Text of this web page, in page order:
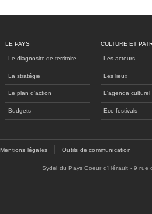
LE PAYS
Le diagnositc de territoire
La stratégie
Le plan d'action
Budgets
CULTURE ET
Les acteurs
Les lieux
L'agenda culturel
Eco-festivals
Mentions légales Outils de communication
Sydel du Pays Coeur d'Hérault - 9